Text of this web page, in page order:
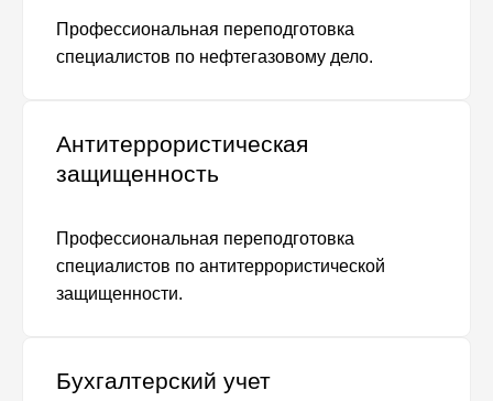
Профессиональная переподготовка
специалистов по нефтегазовому дело.
Антитеррористическая
защищенность
Профессиональная переподготовка
специалистов по антитеррористической
защищенности.
Бухгалтерский учет